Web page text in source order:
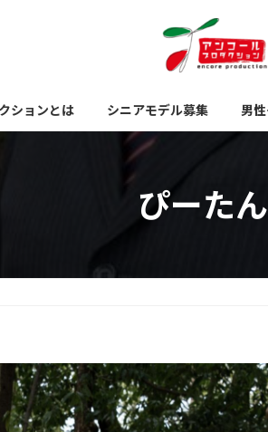
ションとは シニアモデル募集 男
ぴーたん